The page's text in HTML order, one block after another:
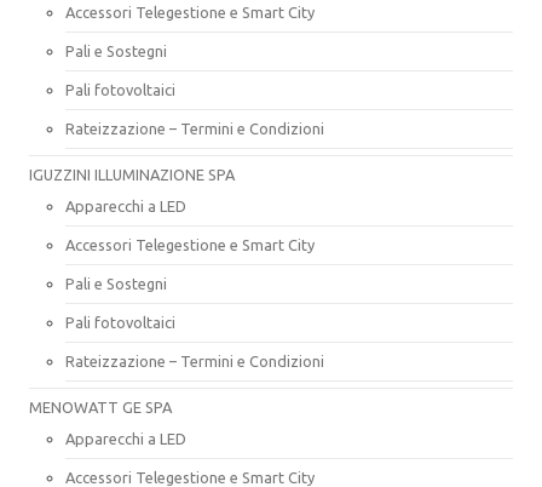
Accessori Telegestione e Smart City
Pali e Sostegni
Pali fotovoltaici
Rateizzazione – Termini e Condizioni
IGUZZINI ILLUMINAZIONE SPA
Apparecchi a LED
Accessori Telegestione e Smart City
Pali e Sostegni
Pali fotovoltaici
Rateizzazione – Termini e Condizioni
MENOWATT GE SPA
Apparecchi a LED
Accessori Telegestione e Smart City